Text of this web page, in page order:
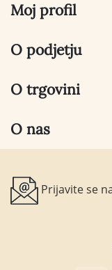
Moj profil
O podjetju
O trgovini
O nas
Prijavite se